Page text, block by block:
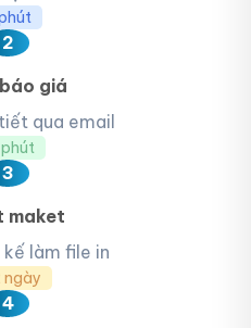
2
giá
qua email
phút
3
maket
làm file in
ngày
4